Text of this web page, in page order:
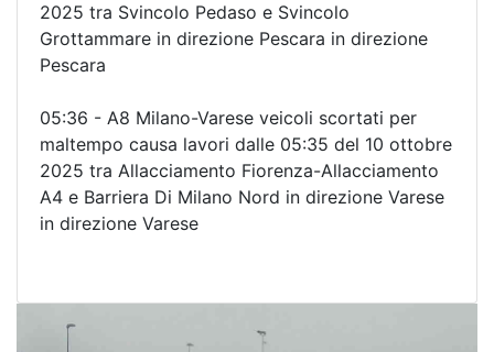
2025 tra Svincolo Pedaso e Svincolo
Grottammare in direzione Pescara in direzione
Pescara
05:36 - A8 Milano-Varese veicoli scortati per
maltempo causa lavori dalle 05:35 del 10 ottobre
2025 tra Allacciamento Fiorenza-Allacciamento
A4 e Barriera Di Milano Nord in direzione Varese
in direzione Varese